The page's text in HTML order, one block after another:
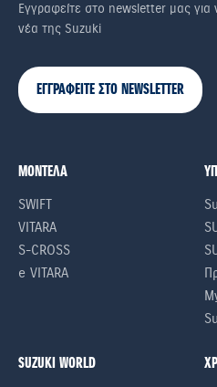
Εγγραφείτε στο newsletter μας
νέα της Suzuki
ΕΓΓΡΑΦΕΙΤΕ ΣΤΟ NEWSLETTER
ΜΟΝΤΕΛΑ
SWIFT
VITARA
S-CROSS
e VITARA
SUZUKI WORLD